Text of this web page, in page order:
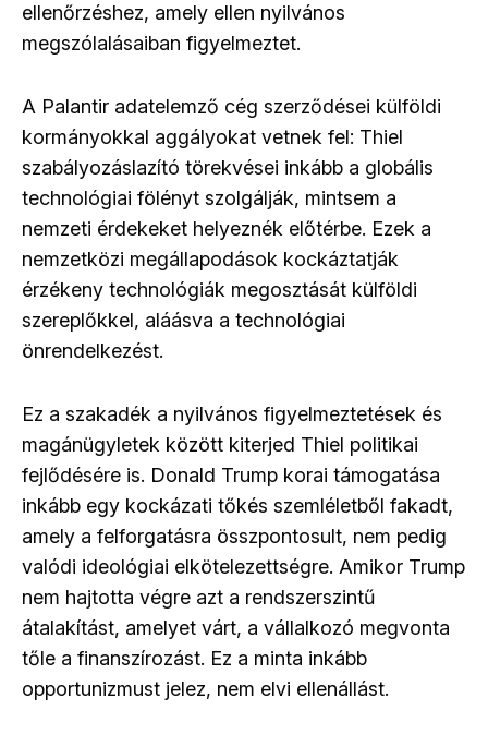
ellenőrzéshez, amely ellen nyilvános
megszólalásaiban figyelmeztet.
A Palantir adatelemző cég szerződései külföldi
kormányokkal aggályokat vetnek fel: Thiel
szabályozáslazító törekvései inkább a globális
technológiai fölényt szolgálják, mintsem a
nemzeti érdekeket helyeznék előtérbe. Ezek a
nemzetközi megállapodások kockáztatják
érzékeny technológiák megosztását külföldi
szereplőkkel, aláásva a technológiai
önrendelkezést.
Ez a szakadék a nyilvános figyelmeztetések és
magánügyletek között kiterjed Thiel politikai
fejlődésére is. Donald Trump korai támogatása
inkább egy kockázati tőkés szemléletből fakadt,
amely a felforgatásra összpontosult, nem pedig
valódi ideológiai elkötelezettségre. Amikor Trump
nem hajtotta végre azt a rendszerszintű
átalakítást, amelyet várt, a vállalkozó megvonta
tőle a finanszírozást. Ez a minta inkább
opportunizmust jelez, nem elvi ellenállást.